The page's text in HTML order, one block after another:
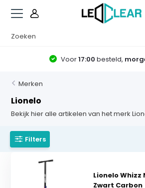
Voor17:00 besteld,
Merken
Lionelo
Bekijk hier alle artikelen van het merk
Filters
Lionelo
Zwart Carbon